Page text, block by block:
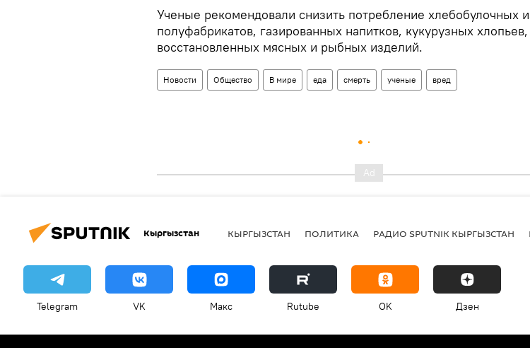
Ученые рекомендовали снизить потребление хлебобулочных
полуфабрикатов, газированных напитков, кукурузных хлопьев,
восстановленных мясных и рыбных изделий.
Новости Общество В мире еда смерть ученые вред
Кыргызстан КЫРГЫЗСТАН ПОЛИТИКА РАДИО SPUTNIK КЫРГЫЗСТАН
Telegram VK Макс Rutube OK Дзен